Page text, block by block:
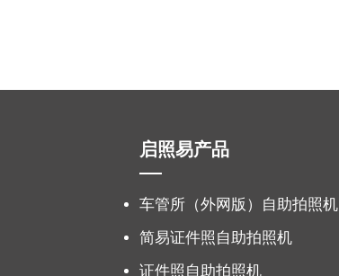
启照易产品
车管所（外网版）自助拍照机
简易证件照自助拍照机
证件照自助拍照机